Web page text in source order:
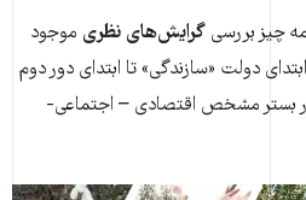
چیز بررسی گرایش‌های نظری موجود
دولت «سازندگی» تا ابتدای دور دوم
در بستر مشخص اقتصادی – اجتماعی-